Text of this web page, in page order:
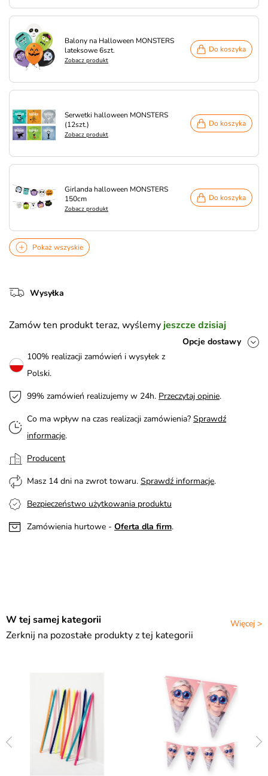
Balony na Halloween MONSTERS
lateksowe 6szt.
Zobacz produkt
Do koszyka
Serwetki halloween MONSTERS
(12szt.)
Zobacz produkt
Do koszyka
Girlanda halloween MONSTERS
150cm
Zobacz produkt
Do koszyka
Pokaż wszyskie
Wysyłka
Zamów ten produkt teraz, wyślemy jeszcze dzisiaj
Opcje dostawy
100% realizacji zamówień i wysyłek z
Polski.
99% zamówień realizujemy w 24h. Przeczytaj opinie.
Co ma wpływ na czas realizacji zamówienia? Sprawdź
informacje.
Producent
Masz 14 dni na zwrot towaru. Sprawdź informacje.
Bezpieczeństwo użytkowania produktu
Zamówienia hurtowe - Oferta dla firm.
Więcej >
W tej samej kategorii
Zerknij na pozostałe produkty z tej kategorii